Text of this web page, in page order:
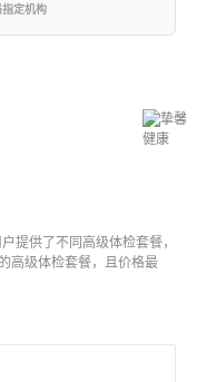
指定机构
提供了不同高级体检套餐，
高级体检套餐，且价格最